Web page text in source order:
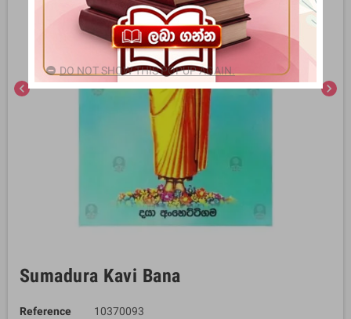
chevron_left chevron_right
Sumadura Kavi Bana
Reference
10370093
DO NOT SHOW THIS POPUP AGAIN.